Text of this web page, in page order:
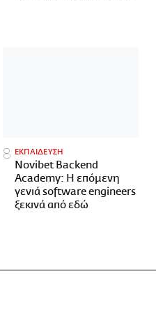
ΕΚΠΑΙΔΕΥΣΗ
Novibet Backend
Academy: Η επόμενη
γενιά software engineers
ξεκινά από εδώ